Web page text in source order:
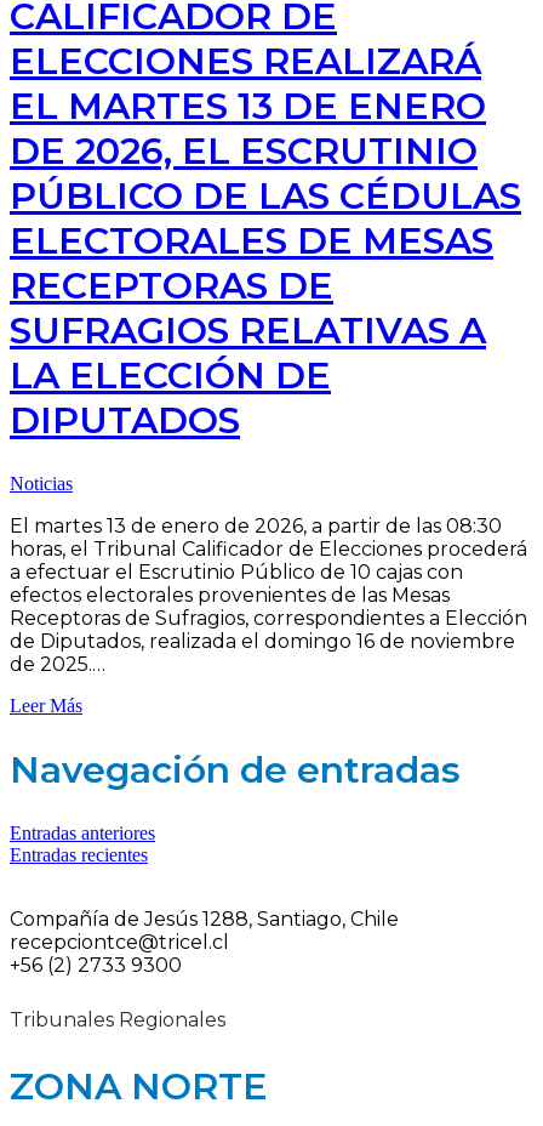
CALIFICADOR DE
ELECCIONES REALIZARÁ
EL MARTES 13 DE ENERO
DE 2026, EL ESCRUTINIO
PÚBLICO DE LAS CÉDULAS
ELECTORALES DE MESAS
RECEPTORAS DE
SUFRAGIOS RELATIVAS A
LA ELECCIÓN DE
DIPUTADOS
Noticias
El martes 13 de enero de 2026, a partir de las 08:30
horas, el Tribunal Calificador de Elecciones procederá
a efectuar el Escrutinio Público de 10 cajas con
efectos electorales provenientes de las Mesas
Receptoras de Sufragios, correspondientes a Elección
de Diputados, realizada el domingo 16 de noviembre
de 2025.…
Leer Más
Navegación de entradas
Entradas anteriores
Entradas recientes
Compañía de Jesús 1288, Santiago, Chile
recepciontce@tricel.cl
+56 (2) 2733 9300
Tribunales Regionales
ZONA NORTE